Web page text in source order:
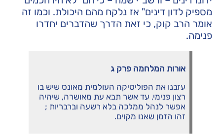
מספיק לדון דינים" אז נלקח מהם היכולת. וכמו זה
אומר הרב קוק, כי זאת הדרך שהדברים יחדרו
פנימה.
אורות המלחמה פרק ג
עזבנו את הפוליטיקה העולמית מאונס שיש בו
רצון פנימי, עד אשר תבא עת מאושרה, שיהיה
אפשר לנהל ממלכה בלא רשעה וברבריות ;
זהו הזמן שאנו מקוים.